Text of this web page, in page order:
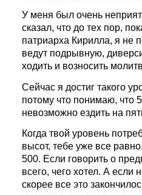
У меня был очень
сказал, что до тех пор,
патриарха Кирилла, я не
ведут подрывную,
ходить и возносить
Сейчас я достиг такого
потому что понимаю, что
невозможно ездить на
Когда твой уровень
высот, тебе уже все
500. Если говорить о
всего, чего хотел. А если
скорее все это